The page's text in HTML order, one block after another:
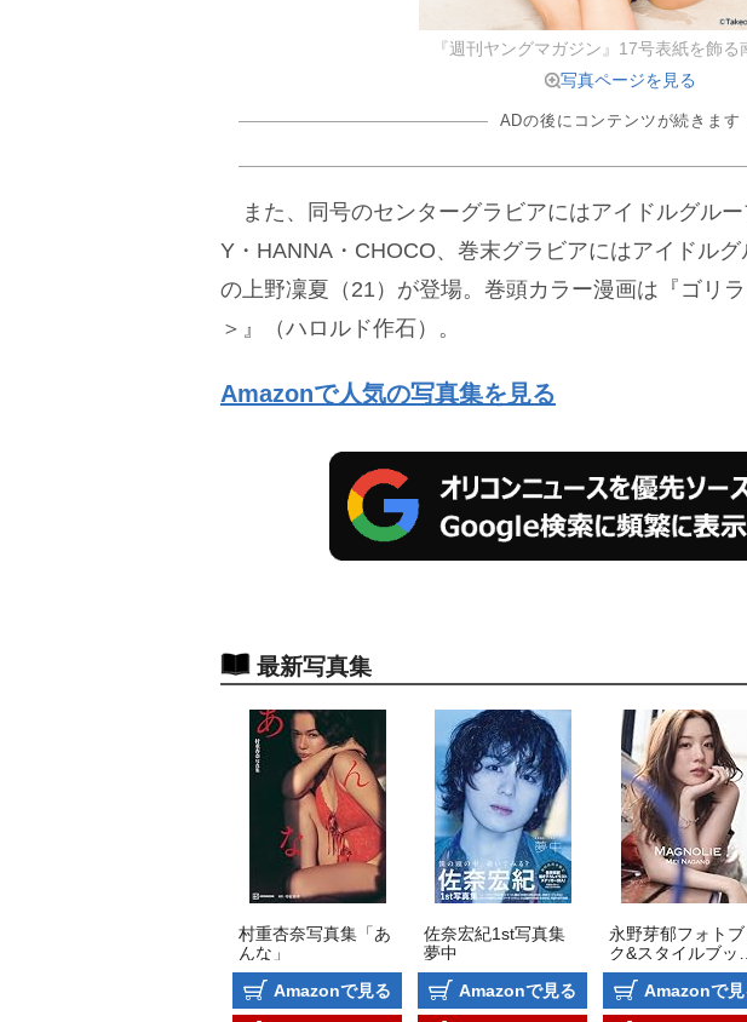
『週刊ヤングマガジン』17号表紙を飾る
写真ページを見る
ADの後にコンテンツが続きます
また、同号のセンターグラビアにはアイドルグル
Y・HANNA・CHOCO、巻末グラビアにはアイドル
の上野凜夏（21）が登場。巻頭カラー漫画は『ゴリ
＞』（ハロルド作石）。
Amazonで人気の写真集を見る
最新写真集
村重杏奈写真集「あ
んな」
Amazonで見る
佐奈宏紀1st写真集
夢中
Amazonで見る
永野芽郁フォトブ
ク&スタイルブック
スペシャルBOX
AGNOLIE」
Amazonで見